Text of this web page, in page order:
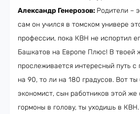
Александр Генерозов: Родители –
сам он учился в томском универе
профессии, пока КВН не испортил
Башкатов на Европе Плюс! В твоей
прослеживается интересный путь с
на 90, то ли на 180 градусов. Вот
экономист, сын работников этой же
гормоны в голову, ты уходишь в